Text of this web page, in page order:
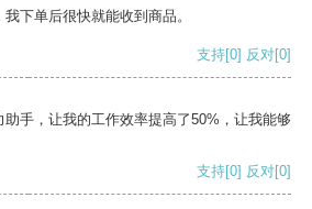
下单后很快就能收到商品。
支持[0] 反对[0]
手，让我的工作效率提高了50%，让我能够
支持[0] 反对[0]